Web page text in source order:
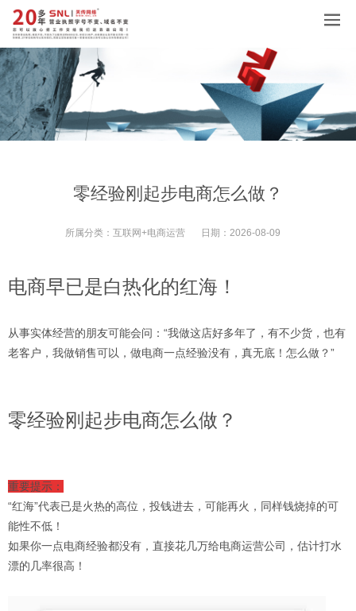
零经验刚起步电商怎么做？
所属分类： 互联网+电商运营 日期： 2026-08-09
电商早已是白热化的红海！
从事实体经营的朋友可能会问：“我做这店好多年了，有不少货，也有
老客户，我做销售可以，做电商一点经验没有，真无底！怎么做？”
零经验刚起步电商怎么做？
重要提示：
“红海”代表已是火热的高位，投钱进去，可能再火，同样钱烧掉的可
能性不低！
如果你一点电商经验都没有，直接花几万给电商运营公司，估计打水
漂的几率很高！